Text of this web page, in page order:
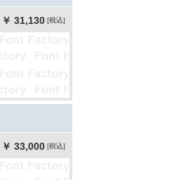
￥ 31,130 [税込]
￥ 33,000 [税込]